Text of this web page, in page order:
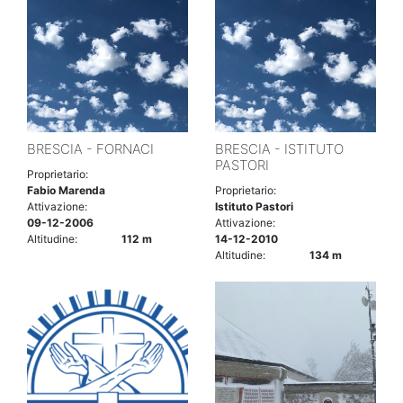
BRESCIA - FORNACI
Proprietario:
Fabio Marenda
Attivazione:
09-12-2006
Altitudine:
112 m
BRESCIA - ISTITUTO
PASTORI
Proprietario:
Istituto Pastori
Attivazione:
14-12-2010
Altitudine:
134 m